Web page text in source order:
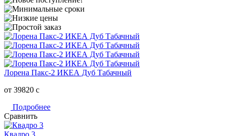
Лорена Пакс-2 ИКЕА Дуб Табачный
от 39820 c
Подробнее
Сравнить
Квадро 3